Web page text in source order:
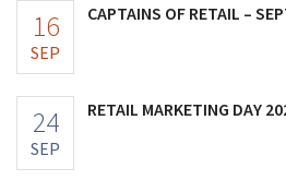
16
SEP
CAPTAINS OF RETAIL –
24
SEP
RETAIL MARKETING DAY